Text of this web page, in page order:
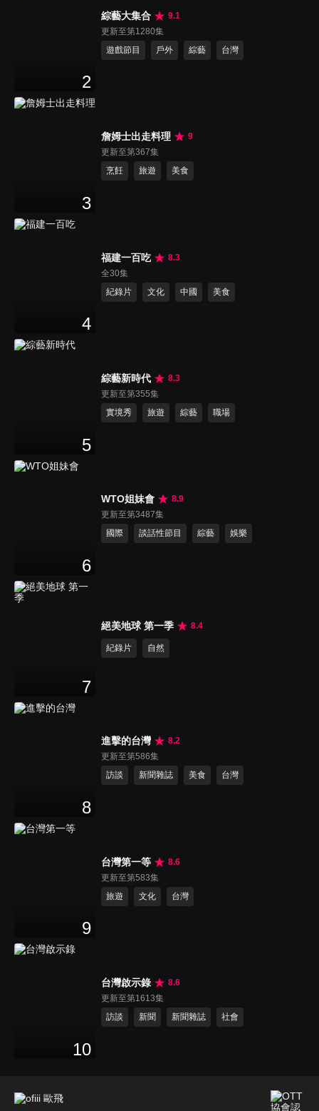
2
綜藝大集合
9.1
更新至第1280集
遊戲節目
戶外 綜藝 台灣
3
詹姆士出走料理
9
更新至第367集
烹飪
旅遊 美食
4
福建一百吃
8.3
全30集
紀錄片
文化 中國 美食
5
綜藝新時代
8.3
更新至第355集
實境秀
旅遊 綜藝 職場
6
WTO姐妹會
8.9
更新至第3487集
國際
談話性節目 綜藝 娛樂
7
絕美地球 第一季 8.4
紀錄片 自然
8
進擊的台灣
8.2
更新至第586集
訪談
新聞雜誌 美食 台灣
9
台灣第一等
8.6
更新至第583集
旅遊
文化 台灣
10
台灣啟示錄
8.6
更新至第1613集
訪談
新聞 新聞雜誌 社會